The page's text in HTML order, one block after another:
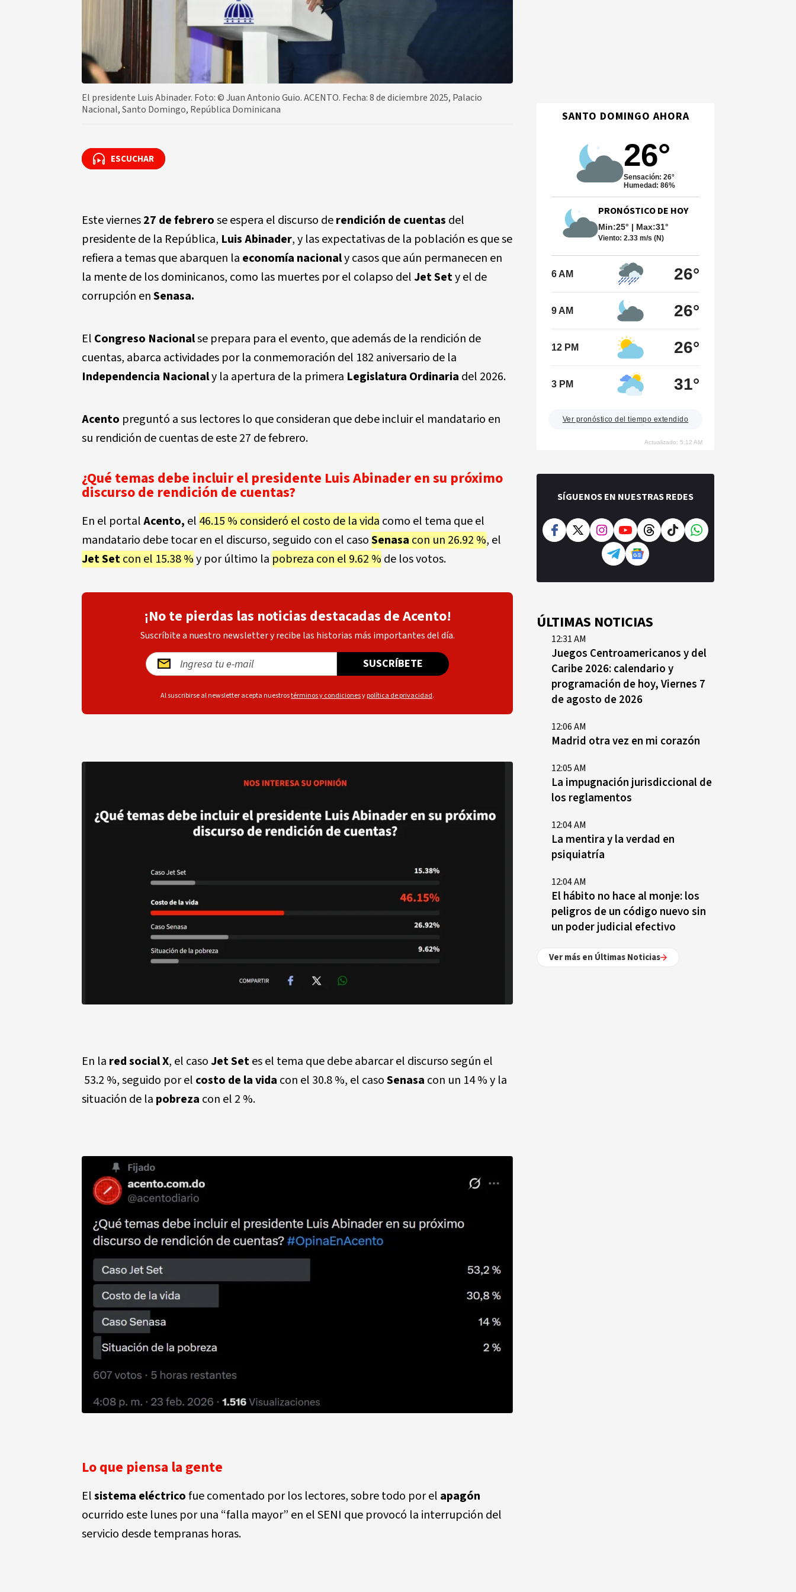
El presidente Luis Abinader. Foto: ©️ Juan Antonio Guio. ACENTO. Fecha: 8 de diciembre 2025, Palacio
Nacional, Santo Domingo, República Dominicana
ESCUCHAR
ESCUCHAR
Este viernes27 de febrerose espera el discurso derendición de cuentas del
presidente de la República, Luis Abinader, y las expectativas de la población es que se
refiera a temas que abarquen la economía nacionaly casos que aún permanecen en
la mente de los dominicanos, como las muertes por el colapso delJet Sety el de
corrupción enSenasa.
El Congreso Nacionalse prepara para el evento, que además de la rendición de
cuentas, abarca actividades por la conmemoración del 182 aniversario de la
Independencia Nacionaly la apertura de la primera Legislatura Ordinaria del 2026.
Acento preguntó a sus lectores lo que consideran que debe incluir el mandatario en
su rendición de cuentas de este 27 de febrero.
¿Qué temas debe incluir el presidente Luis Abinader en su próximo
discurso de rendición de cuentas?
En el portalAcento, el 46.15 % consideró el costo de la vida como el tema que el
mandatario debe tocar en el discurso, seguido con el casoSenasa con un 26.92 %, el
Jet Setcon el 15.38 %y por último la pobreza con el 9.62 % de los votos.
¡No te pierdas las noticias destacadas de Acento!
Suscríbite a nuestro newsletter y recibe las historias más importantes del día.
SUSCRÍBETE
Al suscribirse al newsletter acepta nuestrostérminos y condicionesypolítica de privacidad.
En la red social X, el casoJet Setes el tema que debe abarcar el discurso según el
53.2 %, seguido por el costo de la vida con el 30.8 %, el casoSenasa con un 14 % y la
situación de la pobreza con el 2 %.
Lo que piensa la gente
Elsistema eléctricofue comentado por los lectores, sobre todo por el apagón
ocurrido este lunes por una “falla mayor” en el SENI que provocó la interrupción del
servicio desde tempranas horas.
SANTO DOMINGO AHORA
26°
Sensación: 26°
Humedad: 86%
PRONÓSTICO DE HOY
Min:25° | Max:31°
Viento: 2.33 m/s (N)
6 AM 26°
9 AM 26°
12 PM 26°
3 PM 31°
Ver pronóstico del tiempo extendido
Actualizado: 5:12 AM
SÍGUENOS EN NUESTRAS REDES
ÚLTIMAS NOTICIAS
12:31 AM
Juegos Centroamericanos y del
Caribe 2026: calendario y
programación de hoy, Viernes 7
de agosto de 2026
12:06 AM
Madrid otra vez en mi corazón
12:05 AM
La impugnación jurisdiccional de
los reglamentos
12:04 AM
La mentira y la verdad en
psiquiatría
12:04 AM
El hábito no hace al monje: los
peligros de un código nuevo sin
un poder judicial efectivo
Ver más en Últimas Noticias